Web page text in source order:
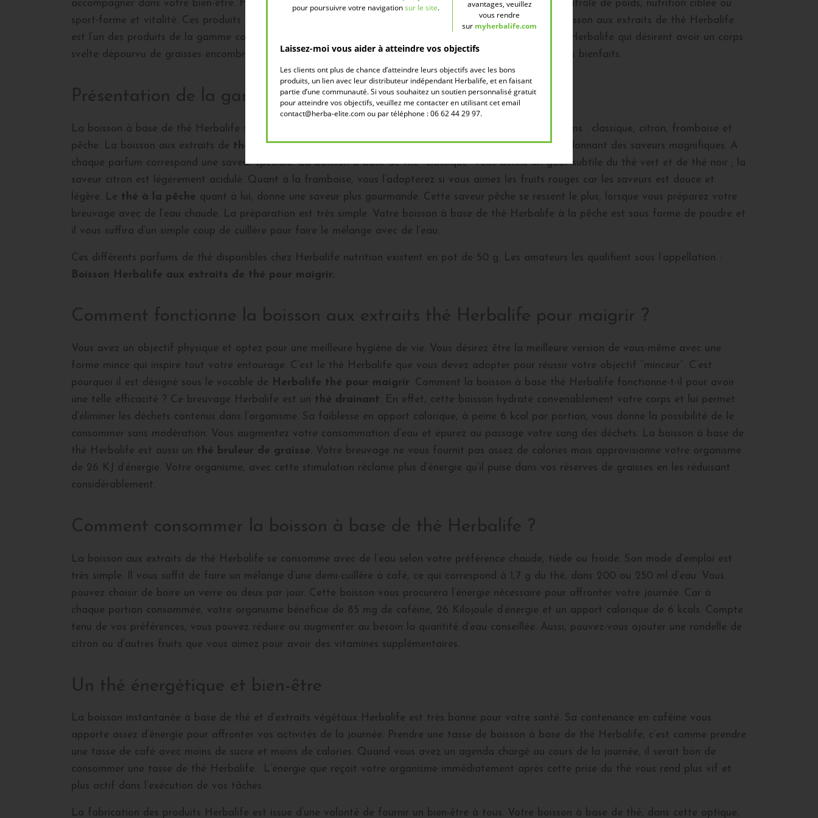
accompagner dans votre bien-être. Herbalife met à disposition des gammes de produits nutritionnels : contrôle de poids, nutrition ciblée ou
sport-forme et vitalité. Ces produits sont de véritables atouts pour vous garantir une bonne santé. La boisson aux extraits de thé Herbalife
est l’un des produits de la gamme contrôle de poids. Il est très prisé par les consommateurs des produits Herbalife qui désirent avoir un corps
svelte dépourvu de graisses encombrantes. Découvrez donc la boisson à base de thé Herbalife et tous ses bienfaits.
La boisson à base de thé Herbalife vous attirera par ses différents parfums. Il existe en 4 délicieux parfums : classique, citron, framboise et
pêche. La boisson aux extraits de thé Herbaliferéveillera à coup sûr vos sens à travers ses parfums lui donnant des saveurs magnifiques. A
chaque parfum correspond une saveur spéciale. La boisson à base de thé "classique" vous donne un goût subtile du thé vert et de thé noir ; la
saveur citron est légèrement acidulé. Quant à la framboise, vous l’adopterez si vous aimez les fruits rouges car les saveurs est douce et
légère. Le thé à la pêche quant à lui, donne une saveur plus gourmande. Cette saveur pêche se ressent le plus, lorsque vous préparez votre
breuvage avec de l’eau chaude. La préparation est très simple. Votre boisson à base de thé Herbalife à la pêche est sous forme de poudre et
il vous suffira d’un simple coup de cuillère pour faire le mélange avec de l’eau.
Ces différents parfums de thé disponibles chez Herbalife nutrition existent en pot de 50 g. Les amateurs les qualifient sous l’appellation :
Boisson Herbalife aux extraits de thé pour maigrir.
Vous avez un objectif physique et optez pour une meilleure hygiène de vie. Vous désirez être la meilleure version de vous-même avec une
forme mince qui inspire tout votre entourage. C’est le thé Herbalife que vous devez adopter pour réussir votre objectif ‘’minceur’’. C’est
pourquoi il est désigné sous le vocable de
Herbalife thé pour maigrir . Comment la boisson à base thé Herbalife fonctionne-t-il pour avoir
une telle efficacité ? Ce breuvage Herbalife est un thé drainant . En effet, cette boisson hydrate convenablement votre corps et lui permet
d’éliminer les déchets contenus dans l’organisme. Sa faiblesse en apport calorique, à peine 6 kcal par portion, vous donne la possibilité de le
consommer sans modération. Vous augmentez votre consommation d’eau et épurez au passage votre sang des déchets. La boisson à base de
thé Herbalife est aussi un thé bruleur de graisse . Votre breuvage ne vous fournit pas assez de calories mais approvisionne votre organisme
de 26 KJ d’énergie. Votre organisme, avec cette stimulation réclame plus d’énergie qu’il puise dans vos réserves de graisses en les réduisant
considérablement.
La boisson aux extraits de thé Herbalife se consomme avec de l’eau selon votre préférence chaude, tiède ou froide. Son mode d’emploi est
très simple. Il vous suffit de faire un mélange d’une demi-cuillère à café, ce qui correspond à 1,7 g du thé, dans 200 ou 250 ml d’eau. Vous
pouvez choisir de boire un verre ou deux par jour. Cette boisson vous procurera l’énergie nécessaire pour affronter votre journée. Car à
chaque portion consommée, votre organisme bénéficie de 85 mg de caféine, 26 Kilojoule d’énergie et un apport calorique de 6 kcals. Compte
tenu de vos préférences, vous pouvez réduire ou augmenter au besoin la quantité d’eau conseillée. Aussi, pouvez-vous ajouter une rondelle de
citron ou d’autres fruits que vous aimez pour avoir des vitamines supplémentaires.
La boisson instantanée à base de thé et d’extraits végétaux Herbalife est très bonne pour votre santé. Sa contenance en caféine vous
apporte assez d’énergie pour affronter vos activités de la journée. Prendre une tasse de boisson à base de thé Herbalife, c’est comme prendre
une tasse de café avec moins de sucre et moins de calories. Quand vous avez un agenda chargé au cours de la journée, il serait bon de
consommer une tasse de thé Herbalife. L’énergie que reçoit votre organisme immédiatement après cette prise du thé vous rend plus vif et
plus actif dans l’exécution de vos tâches.
La fabrication des produits Herbalife est issue d’une volonté de fournir un bien-être à tous. Votre boisson à base de thé, dans cette optique,
pour poursuivre votre navigationsur le site.
avantages, veuillez
vous rendre
sur myherbalife.com
Laissez-moi vous aider à atteindre vos objectifs
Les clients ont plus de chance d’atteindre leurs objectifs avec les bons
produits, un lien avec leur distributeur indépendant Herbalife, et en faisant
partie d’une communauté. Si vous souhaitez un soutien personnalisé gratuit
pour atteindre vos objectifs, veuillez me contacter en utilisant cet email
contact@herba-elite.com ou par téléphone : 06 62 44 29 97.